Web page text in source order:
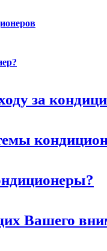
за
Вашего